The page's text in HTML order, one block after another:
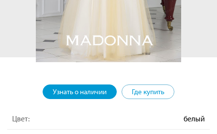
Узнать о наличии Где купить
Цвет: белый